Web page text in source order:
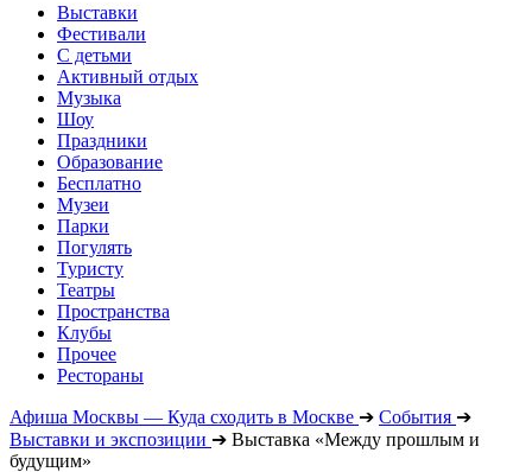
Выставки
Фестивали
С детьми
Активный отдых
Музыка
Шоу
Праздники
Образование
Бесплатно
Музеи
Парки
Погулять
Туристу
Театры
Пространства
Клубы
Прочее
Рестораны
Афиша Москвы — Куда сходить в Москве ➔ События ➔
Выставки и экспозиции ➔ Выставка «Между прошлым и
будущим»